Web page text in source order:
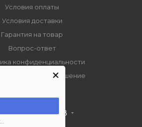
Условия оплаты
Условия доставки
Гарантия на товар
Вопрос-ответ
конфиденциальности
соглашение
+7 495 989 53 38